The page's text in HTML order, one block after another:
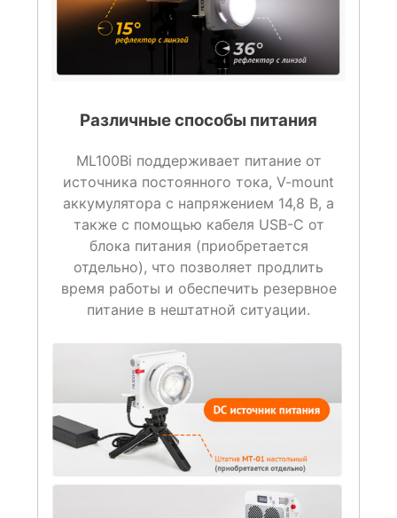
Различные способы питания
ML100Bi поддерживает питание от
источника постоянного тока, V-mount
аккумулятора с напряжением 14,8 В, а
также с помощью кабеля USB-C от
блока питания (приобретается
отдельно), что позволяет продлить
время работы и обеспечить резервное
питание в нештатной ситуации.